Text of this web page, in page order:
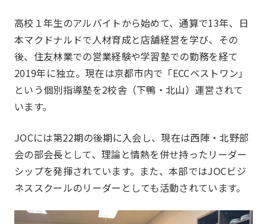
お知らせ
高校１年生のアルバイトから始めて、通算で13年、日
本マクドナルドで人材育成と店舗経営を学び、その
後、住友林業での営業経験や学習塾での勤務を経て
2019年に独立。現在は京都市内で「ECCベストワン」
という個別指導塾を2校舎（下鴨・北山）運営されて
います。
JOCには第22期の後期に入会し、現在は西陣・北野部
会の部会長として、理論と情熱を併せ持ったリーダー
シップを発揮されています。また、本部ではJOCビジ
ネススクールのリーダーとしても活動されています。